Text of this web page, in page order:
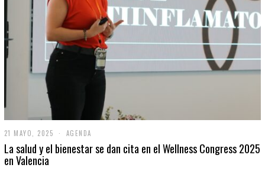
21 MAYO, 2025
1
M
AGENDA
La salud y el bienestar se dan cita en el Wellness Congress 2025
en Valencia